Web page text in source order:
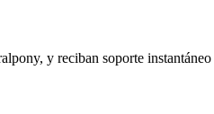
y reciban soporte